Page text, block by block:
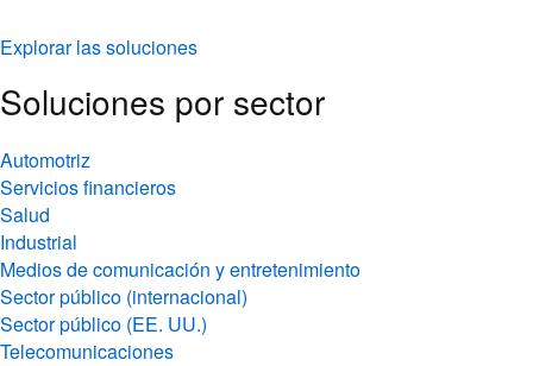
Explorar las soluciones
Soluciones por sector
Automotriz
Servicios financieros
Salud
Industrial
Medios de comunicación y entretenimiento
Sector público (internacional)
Sector público (EE. UU.)
Telecomunicaciones